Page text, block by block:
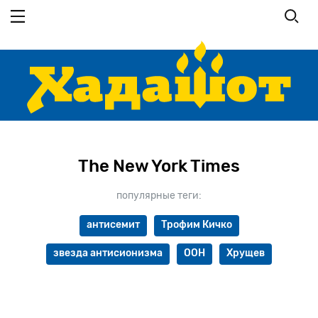
основному
The New York Times
популярные теги:
антисемит Трофим Кичко
звезда антисионизма ООН Хрущев